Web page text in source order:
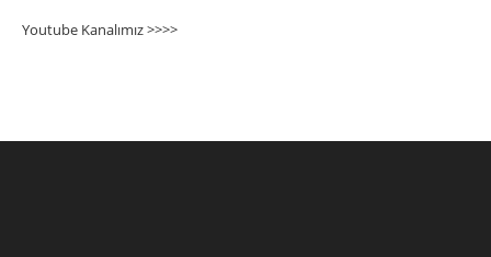
Youtube Kanalımız >>>>